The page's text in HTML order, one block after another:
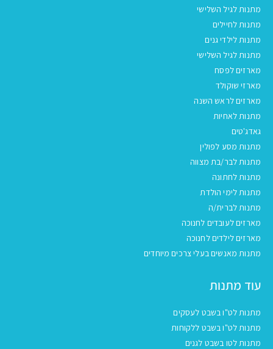
מתנות לגיל השלישי
מתנות לחיילים
מתנות לילדי גנים
מתנות לגיל השלישי
מארזים לפסח
מארזי שוקולד
מארזים לראש השנה
מתנות לאחיות
גאדג'טים
מתנות מסע לפולין
מתנות לבר/בת מצווה
מתנות לחתונה
מתנות לימי הולדת
מתנות לברית/ה
מארזים לעובדים לחנוכה
מארזים לילדים לחנוכה
מתנות מאנשים בעלי צרכים מיוחדים
עוד מתנות
מתנות לט"ו בשבט לעסקים
מתנות לט"ו בשבט ללקוחות
מתנות לטו בשבט לגנים